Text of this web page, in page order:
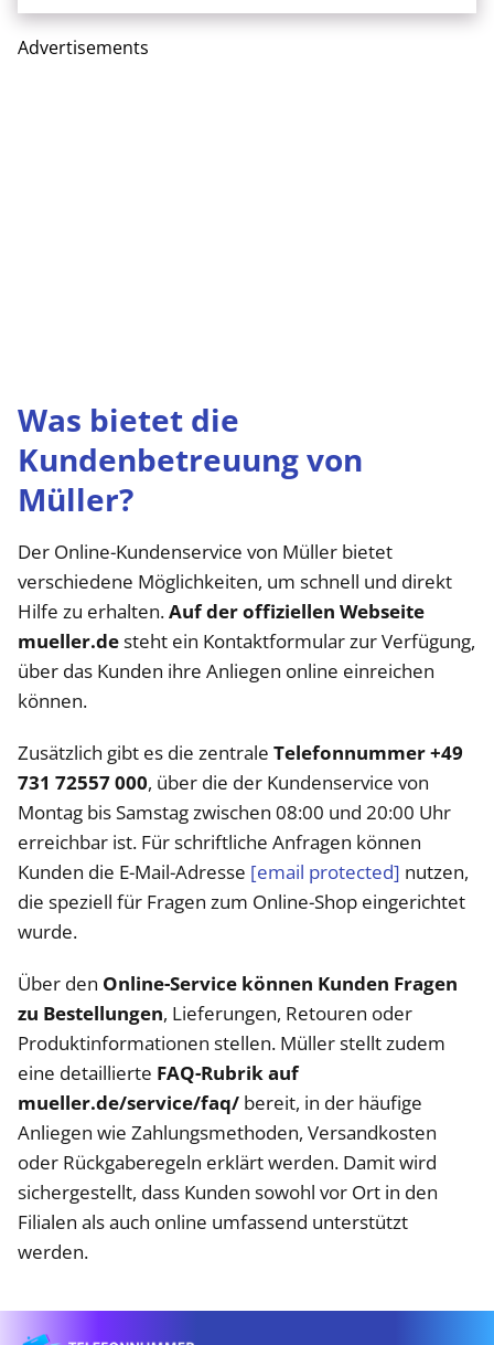
Advertisements
Was bietet die
Kundenbetreuung von
Müller?
Der Online-Kundenservice von Müller bietet
verschiedene Möglichkeiten, um schnell und direkt
Hilfe zu erhalten.Auf der offiziellen Webseite
mueller.desteht ein Kontaktformular zur Verfügung,
über das Kunden ihre Anliegen online einreichen
können.
Zusätzlich gibt es die zentrale Telefonnummer +49
731 72557 000, über die der Kundenservice von
Montag bis Samstag zwischen 08:00 und 20:00 Uhr
erreichbar ist. Für schriftliche Anfragen können
Kunden die E-Mail-Adresse [email protected] nutzen,
die speziell für Fragen zum Online-Shop eingerichtet
wurde.
Über den Online-Service können Kunden Fragen
zu Bestellungen, Lieferungen, Retouren oder
Produktinformationen stellen. Müller stellt zudem
eine detaillierte FAQ-Rubrik auf
mueller.de/service/faq/ bereit, in der häufige
Anliegen wie Zahlungsmethoden, Versandkosten
oder Rückgaberegeln erklärt werden. Damit wird
sichergestellt, dass Kunden sowohl vor Ort in den
Filialen als auch online umfassend unterstützt
werden.